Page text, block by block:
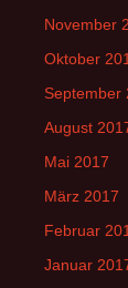
November
Oktober
September
August
Mai 2017
März 2017
Februar
Januar